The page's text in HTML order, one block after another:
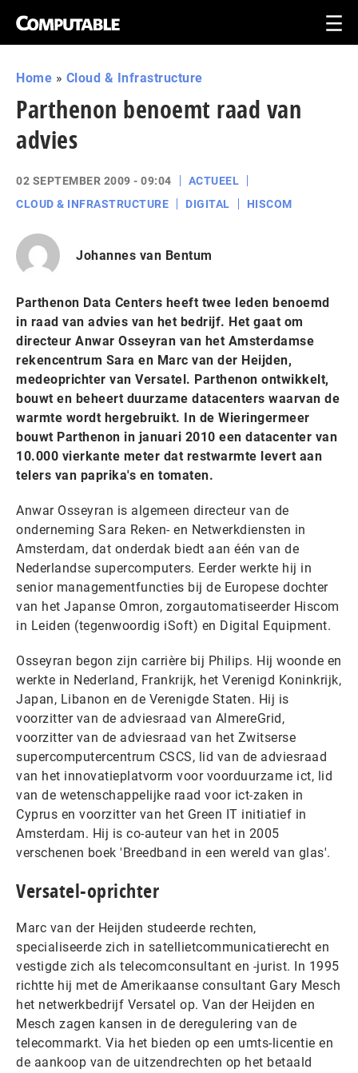
Home » Cloud & Infrastructure
Parthenon benoemt raad van
advies
02 SEPTEMBER 2009 - 09:04
ACTUEEL
CLOUD & INFRASTRUCTURE
DIGITAL HISCOM
Johannes van Bentum
Parthenon Data Centers heeft twee leden benoemd
in raad van advies van het bedrijf. Het gaat om
directeur Anwar Osseyran van het Amsterdamse
rekencentrum Sara en Marc van der Heijden,
medeoprichter van Versatel. Parthenon ontwikkelt,
bouwt en beheert duurzame datacenters waarvan de
warmte wordt hergebruikt. In de Wieringermeer
bouwt Parthenon in januari 2010 een datacenter van
10.000 vierkante meter dat restwarmte levert aan
telers van paprika's en tomaten.
Anwar Osseyran is algemeen directeur van de
onderneming Sara Reken- en Netwerkdiensten in
Amsterdam, dat onderdak biedt aan één van de
Nederlandse supercomputers. Eerder werkte hij in
senior managementfuncties bij de Europese dochter
van het Japanse Omron, zorgautomatiseerder Hiscom
in Leiden (tegenwoordig iSoft) en Digital Equipment.
Osseyran begon zijn carrière bij Philips. Hij woonde en
werkte in Nederland, Frankrijk, het Verenigd Koninkrijk,
Japan, Libanon en de Verenigde Staten. Hij is
voorzitter van de adviesraad van AlmereGrid,
voorzitter van de adviesraad van het Zwitserse
supercomputercentrum CSCS, lid van de adviesraad
van het innovatieplatvorm voor voorduurzame ict, lid
van de wetenschappelijke raad voor ict-zaken in
Cyprus en voorzitter van het Green IT initiatief in
Amsterdam. Hij is co-auteur van het in 2005
verschenen boek 'Breedband in een wereld van glas'.
Versatel-oprichter
Marc van der Heijden studeerde rechten,
specialiseerde zich in satellietcommunicatierecht en
vestigde zich als telecomconsultant en -jurist. In 1995
richtte hij met de Amerikaanse consultant Gary Mesch
het netwerkbedrijf Versatel op. Van der Heijden en
Mesch zagen kansen in de deregulering van de
telecommarkt. Via het bieden op een umts-licentie en
de aankoop van de uitzendrechten op het betaald